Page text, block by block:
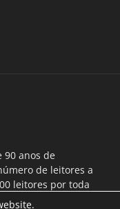
90 anos de
de leitores a
leitores por toda